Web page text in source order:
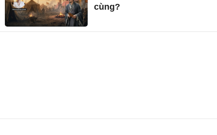
cùng?